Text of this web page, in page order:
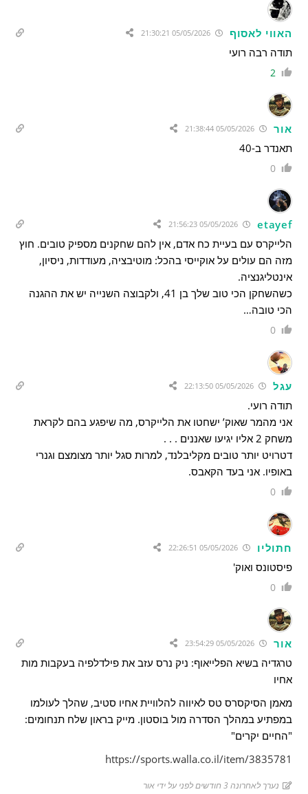
האווי לאסוף 05/05/2026 21:30:21
תודה רבה רועי
2
אור
תאנדר ב-40
0
etayef
הלייקרס עם בעיית כח אדם, אין להם שחקנים מספיק טובים. חוץ
מזה הם עולים על אוקייסי בהכל: מוטיבציה, מעודדות, ניסיון,
אינטליגנציה.
כשהשחקן הכי טוב שלך בן 41, ולקבוצה השנייה יש את ההגנה
הכי טובה…
0
עגל
תודה רועי.
אני מהמר שאוק’ ישחטו את הלייקרס, מה שיפגע בהם לקראת
משחק 2 אליו יגיעו שאננים . . .
דטרויט יותר טובים מקליבלנד, למרות סגל יותר מצומצם וגנרי
באופיו. אני בעד הקאבס.
0
חתוליו
פיסטונס ואוק'
0
אור
טרגדיה בשיא הפלייאוף: ניק נרס עזב את פילדלפיה בעקבות מות
אחיו
מאמן הסיקסרס טס לאיווה להלוויית אחיו סטיב, שהלך לעולמו
במפתיע במהלך הסדרה מול בוסטון. מייק בראון שלח תנחומים:
"החיים יקרים"
https://sports.walla.co.il/item/3835781
נערך לאחרונה 3 חודשים לפני על ידי אור